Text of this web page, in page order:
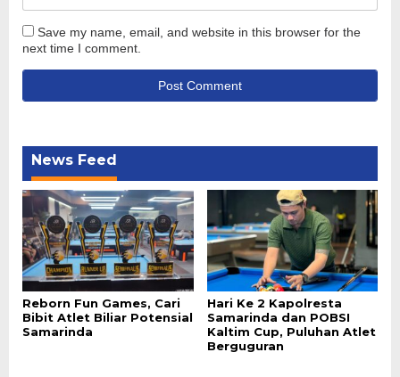
Save my name, email, and website in this browser for the
next time I comment.
News Feed
Reborn Fun Games, Cari
Bibit Atlet Biliar Potensial
Samarinda
Hari Ke 2 Kapolresta
Samarinda dan POBSI
Kaltim Cup, Puluhan Atlet
Berguguran